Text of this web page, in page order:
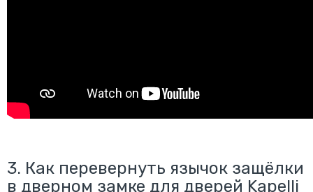
3. Как перевернуть язычок защёлки
в дверном замке для дверей Kapelli